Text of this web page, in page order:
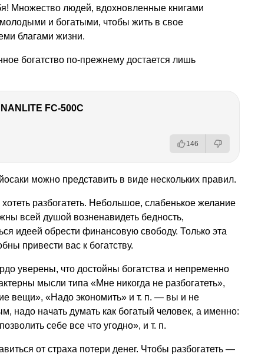
Множество людей, вдохновленные книгами
и богатыми, чтобы жить в свое
благами жизни.
богатство по-прежнему достается лишь
FC-500C
146
можно представить в виде нескольких правил.
разбогатеть. Небольшое, слабенькое желание
всей душой возненавидеть бедность,
идеей обрести финансовую свободу. Только эта
привести вас к богатству.
уверены, что достойны богатства и непременно
мысли типа «Мне никогда не разбогатеть»,
вещи», «Надо экономить» и т. п. — вы и не
надо начать думать как богатый человек, а именно:
себе все что угодно», и т. п.
от страха потери денег. Чтобы разбогатеть —